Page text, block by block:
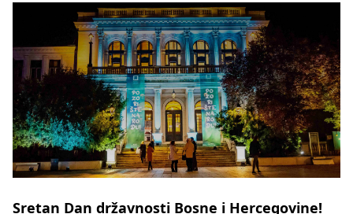
Sretan Dan državnosti Bosne i Hercegovine!